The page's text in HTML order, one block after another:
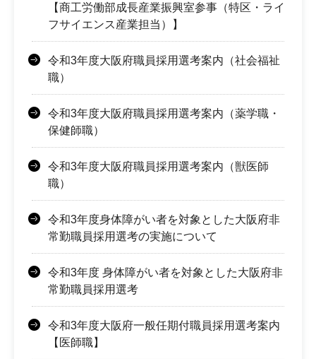
【商工労働部成長産業振興室参事（特区・ライ
フサイエンス産業担当）】
令和3年度大阪府職員採用選考案内（社会福祉
職）
令和3年度大阪府職員採用選考案内（薬学職・
保健師職）
令和3年度大阪府職員採用選考案内（獣医師
職）
令和3年度身体障がい者を対象とした大阪府非
常勤職員採用選考の実施について
令和3年度 身体障がい者を対象とした大阪府非
常勤職員採用選考
令和3年度大阪府一般任期付職員採用選考案内
【医師職】